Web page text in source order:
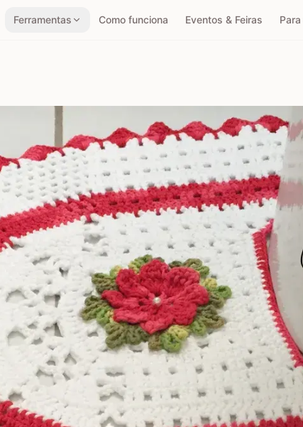
Ferramentas Como funciona Eventos & Feiras